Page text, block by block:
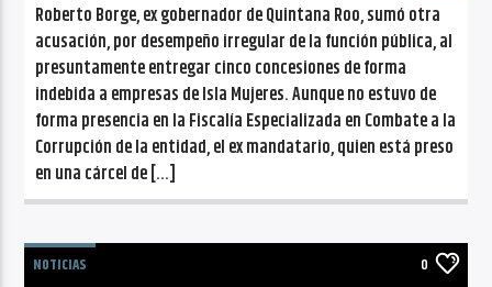
Roberto Borge, ex gobernador de Quintana Roo, sumó otra
acusación, por desempeño irregular de la función pública, al
presuntamente entregar cinco concesiones de forma
indebida a empresas de Isla Mujeres. Aunque no estuvo de
forma presencia en la Fiscalía Especializada en Combate a la
Corrupción de la entidad, el ex mandatario, quien está preso
en una cárcel de […]
NOTICIAS 0